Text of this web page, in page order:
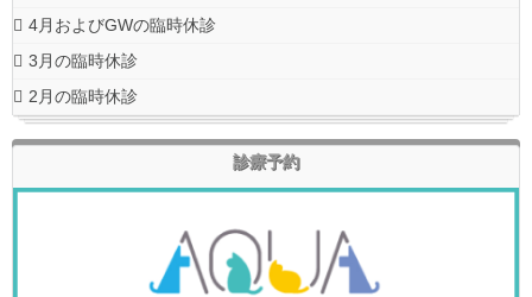
4月およびGWの臨時休診
3月の臨時休診
2月の臨時休診
診療予約